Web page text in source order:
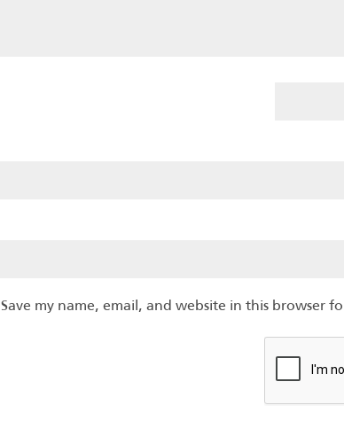
Save my name, email, and website in this browser